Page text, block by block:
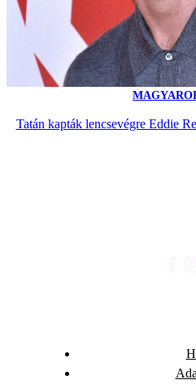
Tatán kapták lencsevégre Eddie